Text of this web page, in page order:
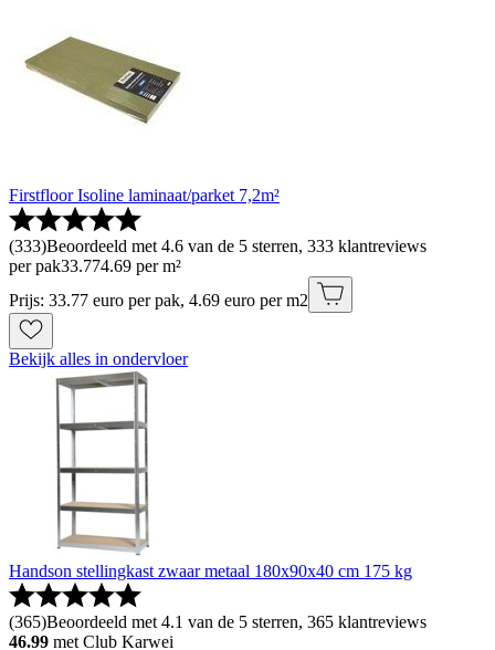
Firstfloor Isoline laminaat/parket 7,2m²
(333)Beoordeeld met 4.6 van de 5 sterren, 333 klantreviews
per pak33.774.69 per m²
Prijs: 33.77 euro per pak, 4.69 euro per m2
Bekijk alles in ondervloer
Handson stellingkast zwaar metaal 180x90x40 cm 175 kg
(365)Beoordeeld met 4.1 van de 5 sterren, 365 klantreviews
46.99 met Club Karwei